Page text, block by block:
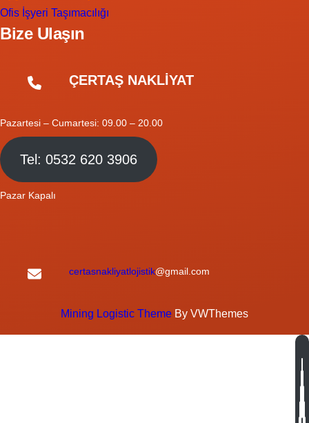
Ofis İşyeri Taşımacılığı
Bize Ulaşın
ÇERTAŞ NAKLİYAT
Pazartesi – Cumartesi: 09.00 – 20.00
Tel: 0532 620 3906
Pazar Kapalı
certasnakliyatlojistik@gmail.com
Mining Logistic Theme By VWThemes